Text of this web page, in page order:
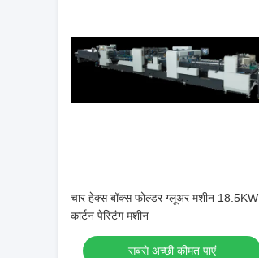
चार हेक्स बॉक्स फोल्डर ग्लूअर मशीन 18.5KW
कार्टन पेस्टिंग मशीन
सबसे अच्छी कीमत पाएं